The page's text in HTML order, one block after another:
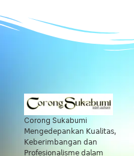
Corong Sukabumi
𝖬𝖾𝗇𝗀𝖾𝖽𝖾𝗉𝖺𝗇𝗄𝖺𝗇 𝖪𝗎𝖺𝗅𝗂𝗍𝖺𝗌,
𝖪𝖾𝖻𝖾𝗋𝗂𝗆𝖻𝖺𝗇𝗀𝖺𝗇 𝖽𝖺𝗇
𝖯𝗋𝗈𝖿𝖾𝗌𝗂𝗈𝗇𝖺𝗅𝗂𝗌𝗆𝖾 𝖽𝖺𝗅𝖺𝗆